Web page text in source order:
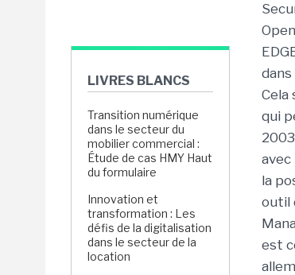
LIVRES BLANCS
Transition numérique
dans le secteur du
mobilier commercial :
Étude de cas HMY Haut
du formulaire
Innovation et
transformation : Les
défis de la digitalisation
dans le secteur de la
location
Cela
qui
avec
la
outil
est